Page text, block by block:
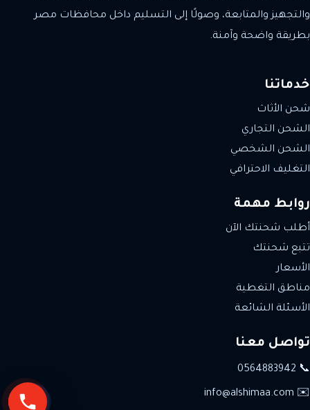
والتجهيز والمتابعة، وصولًا إلى التسليم داخل محافظات مصر
بطريقة واضحة وآمنة.
خدماتنا
شحن الأثاث
الشحن التجاري
الشحن الشخصي
التغليف الاحترافي
روابط مهمة
أطلب شحنتك الآن
تتبع شحنتك
الأسعار
مناطق التغطية
الأسئلة الشائعة
تواصل معنا
📞 0564883942
✉️ info@alshimaa.com